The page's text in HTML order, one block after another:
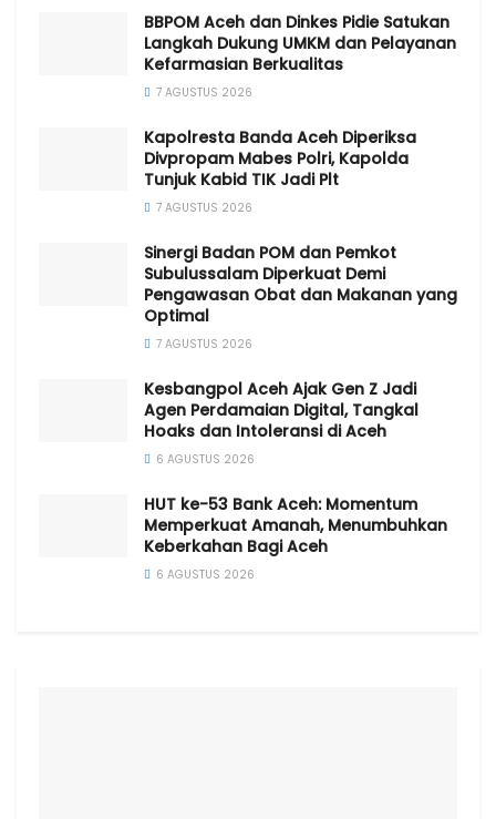
BBPOM Aceh dan Dinkes Pidie Satukan
Langkah Dukung UMKM dan Pelayanan
Kefarmasian Berkualitas
7 AGUSTUS 2026
Kapolresta Banda Aceh Diperiksa
Divpropam Mabes Polri, Kapolda
Tunjuk Kabid TIK Jadi Plt
7 AGUSTUS 2026
Sinergi Badan POM dan Pemkot
Subulussalam Diperkuat Demi
Pengawasan Obat dan Makanan yang
Optimal
7 AGUSTUS 2026
Kesbangpol Aceh Ajak Gen Z Jadi
Agen Perdamaian Digital, Tangkal
Hoaks dan Intoleransi di Aceh
6 AGUSTUS 2026
HUT ke-53 Bank Aceh: Momentum
Memperkuat Amanah, Menumbuhkan
Keberkahan Bagi Aceh
6 AGUSTUS 2026